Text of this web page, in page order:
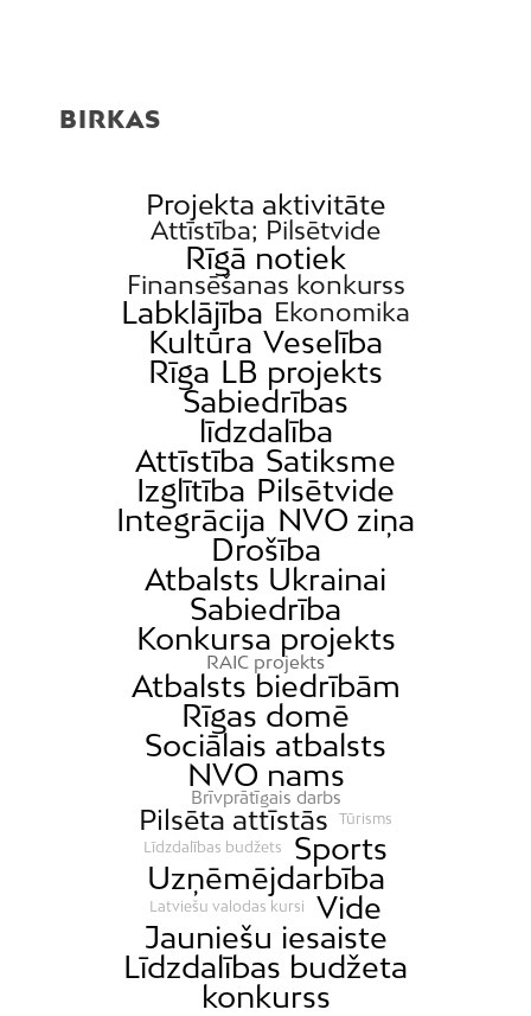
BIRKAS
Projekta aktivitāte
Attīstība; Pilsētvide
Rīgā notiek
Finansēšanas konkurss
Labklājība Ekonomika
Kultūra Veselība
Rīga LB projekts
Sabiedrības
līdzdalība
Attīstība Satiksme
Izglītība Pilsētvide
Integrācija NVO ziņa
Drošība
Atbalsts Ukrainai
Sabiedrība
Konkursa projekts
RAIC projekts
Atbalsts biedrībām
Rīgas domē
Sociālais atbalsts
NVO nams
Brīvprātīgais darbs
Pilsēta attīstās
Tūrisms
Līdzdalības budžets
Sports
Uzņēmējdarbība
Latviešu valodas kursi
Vide
Jauniešu iesaiste
Līdzdalības budžeta
konkurss